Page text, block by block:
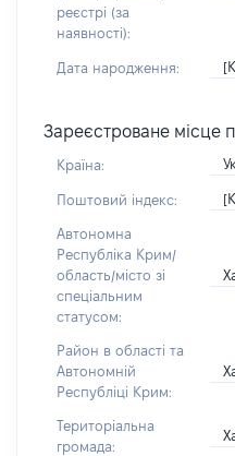
реєстрі (за
наявності):
Дата народження:
Зареєстроване місце
Країна:
Поштовий індекс:
Автономна
Республіка Крим/
область/місто зі
спеціальним
статусом:
Район в області та
Автономній
Республіці Крим:
Територіальна
громада: